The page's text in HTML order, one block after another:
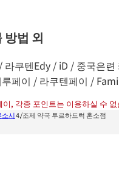
방법 외
라쿠텐Edy / iD / 중국은
페이 / 라쿠텐페이 /
, 각종 포인트는 이용하실 수
시 조제 약국 투르하드럭 혼소점